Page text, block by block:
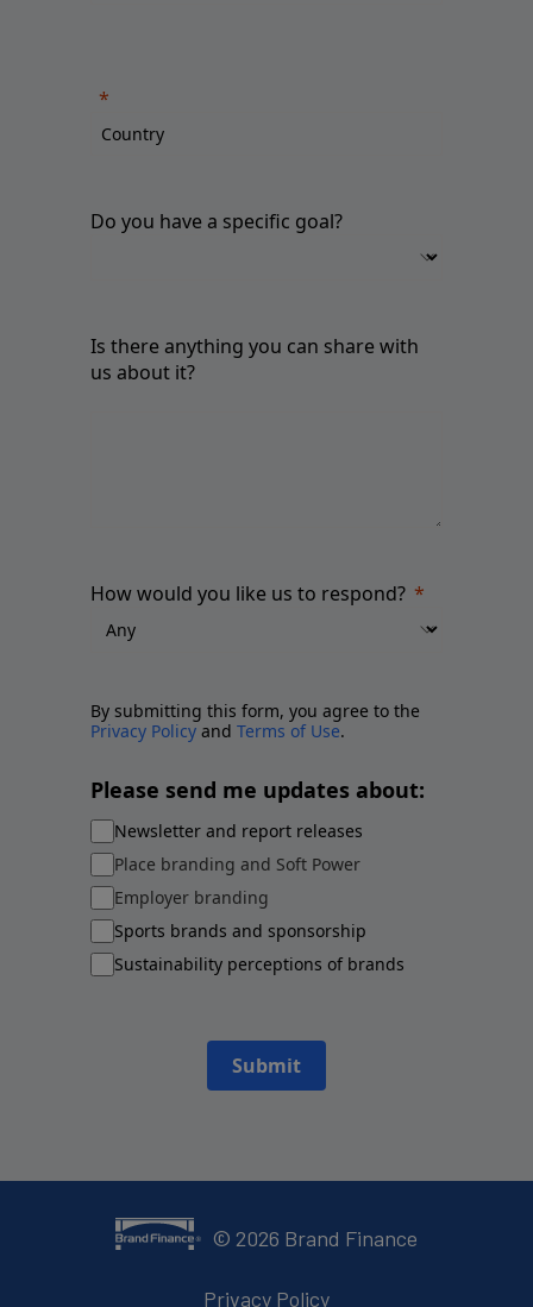
Do you have a specific goal?
Is there anything you can share with
us about it?
How would you like us to respond?
By submitting this form, you agree to the
Privacy Policy and Terms of Use.
Please send me updates about:
Newsletter and report releases
Place branding and Soft Power
Employer branding
Sports brands and sponsorship
Sustainability perceptions of brands
Submit
© 2026 Brand Finance
Privacy Policy